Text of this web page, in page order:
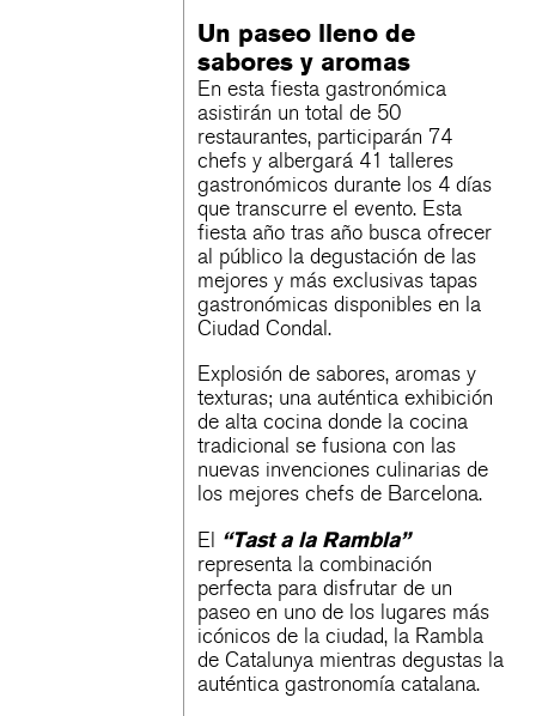
Un paseo lleno de
sabores y aromas
En esta fiesta gastronómica
asistirán un total de 50
restaurantes, participarán 74
chefs y albergará 41 talleres
gastronómicos durante los 4 días
que transcurre el evento. Esta
fiesta año tras año busca ofrecer
al público la degustación de las
mejores y más exclusivas tapas
gastronómicas disponibles en la
Ciudad Condal.
Explosión de sabores, aromas y
texturas; una auténtica exhibición
de alta cocina donde la cocina
tradicional se fusiona con las
nuevas invenciones culinarias de
los mejores chefs de Barcelona.
El “Tast a la Rambla”
representa la combinación
perfecta para disfrutar de un
paseo en uno de los lugares más
icónicos de la ciudad, la Rambla
de Catalunya mientras degustas la
auténtica gastronomía catalana.